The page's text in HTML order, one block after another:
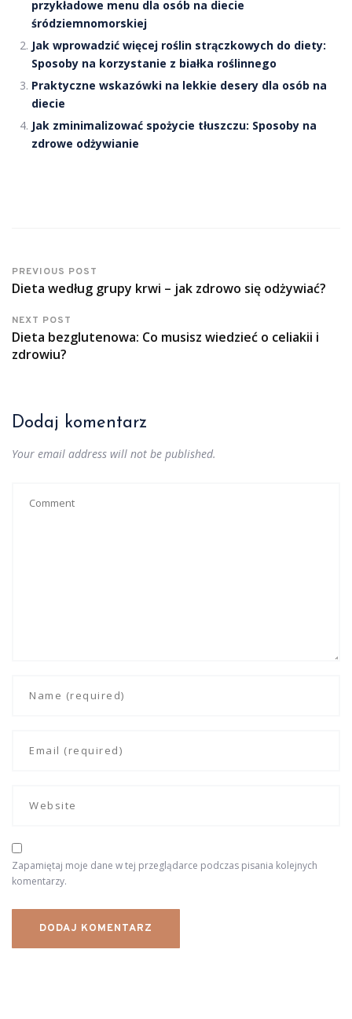
przykładowe menu dla osób na diecie
śródziemnomorskiej
Jak wprowadzić więcej roślin strączkowych do diety:
Sposoby na korzystanie z białka roślinnego
Praktyczne wskazówki na lekkie desery dla osób na
diecie
Jak zminimalizować spożycie tłuszczu: Sposoby na
zdrowe odżywianie
PREVIOUS POST
Dieta według grupy krwi – jak zdrowo się odżywiać?
NEXT POST
Dieta bezglutenowa: Co musisz wiedzieć o celiakii i
zdrowiu?
Dodaj komentarz
Your email address will not be published.
Zapamiętaj moje dane w tej przeglądarce podczas pisania kolejnych
komentarzy.